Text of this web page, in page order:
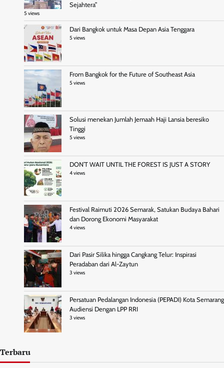
Sejahtera”
5 views
Dari Bangkok untuk Masa Depan Asia Tenggara
5 views
From Bangkok for the Future of Southeast Asia
5 views
Solusi menekan Jumlah Jemaah Haji Lansia beresiko
Tinggi
5 views
DON’T WAIT UNTIL THE FOREST IS JUST A STORY
4 views
Festival Raimuti 2026 Semarak, Satukan Budaya Bahari
dan Dorong Ekonomi Masyarakat
4 views
Dari Pasir Silika hingga Cangkang Telur: Inspirasi
Peradaban dari Al-Zaytun
3 views
Persatuan Pedalangan Indonesia (PEPADI) Kota Semarang
Audiensi Dengan LPP RRI
3 views
Terbaru